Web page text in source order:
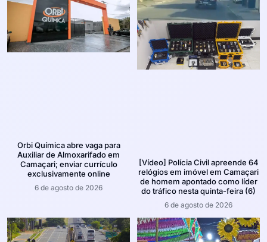
Orbi Química abre vaga para
Auxiliar de Almoxarifado em
Camaçari; enviar currículo
exclusivamente online
6 de agosto de 2026
[Vídeo] Polícia Civil apreende 64
relógios em imóvel em Camaçari
de homem apontado como líder
do tráfico nesta quinta-feira (6)
6 de agosto de 2026